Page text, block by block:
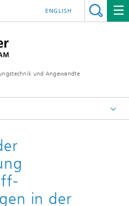
und Angewandte
ENGLISH
Anwendungen in der
in der